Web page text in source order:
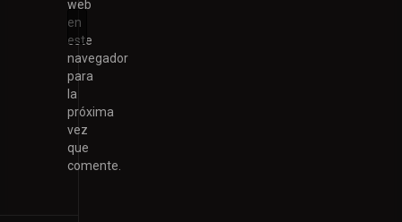
web
en
este
navegador
para
la
próxima
vez
que
comente.